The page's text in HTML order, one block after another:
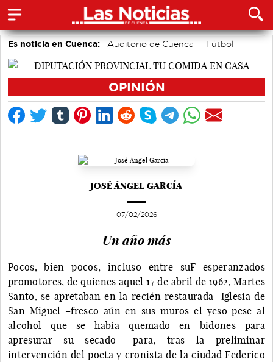
Es noticia en Cuenca: Auditorio de Cuenca
Fútbol
Actividades culturales en Cuenca
OPINIÓN
JOSÉ ÁNGEL GARCÍA
07/02/2026
Un año más
Pocos, bien pocos, incluso entre suF esperanzados
promotores, de quienes aquel 17 de abril de 1962, Martes
Santo, se apretaban en la recién restaurada Iglesia de
San Miguel –fresco aún en sus muros el yeso pese al
alcohol que se había quemado en bidones para
apresurar su secado– para, tras la preliminar
intervención del poeta y cronista de la ciudad Federico